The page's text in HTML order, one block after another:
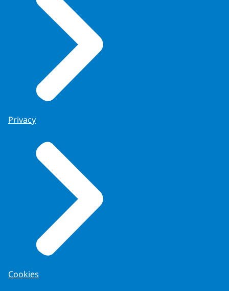
Privacy
Cookies